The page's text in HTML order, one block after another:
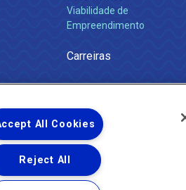
Viabilidade de
Empreendimento
Carreiras
Estado do Rio de Janeiro
http://
Reservados.
All Cookies
Reject All